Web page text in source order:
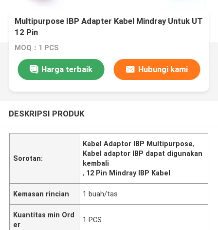
Multipurpose IBP Adapter Kabel Mindray Untuk UT
12 Pin
MOQ：1 PCS
Harga terbaik Hubungi kami
DESKRIPSI PRODUK
Sorotan:
Kabel Adaptor IBP Multipurpose,
Kabel adaptor IBP dapat digunakan
kembali
, 12 Pin Mindray IBP Kabel
Kemasan rincian 1 buah/tas
Kuantitas min Ord
er
1 PCS